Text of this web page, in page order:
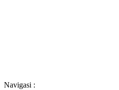
Navigasi :